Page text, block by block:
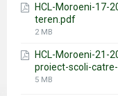
HCL-Moroeni-17-
teren.pdf
File
2 MB
HCL-Moroeni-21-
proiect-scoli-
File
5 MB